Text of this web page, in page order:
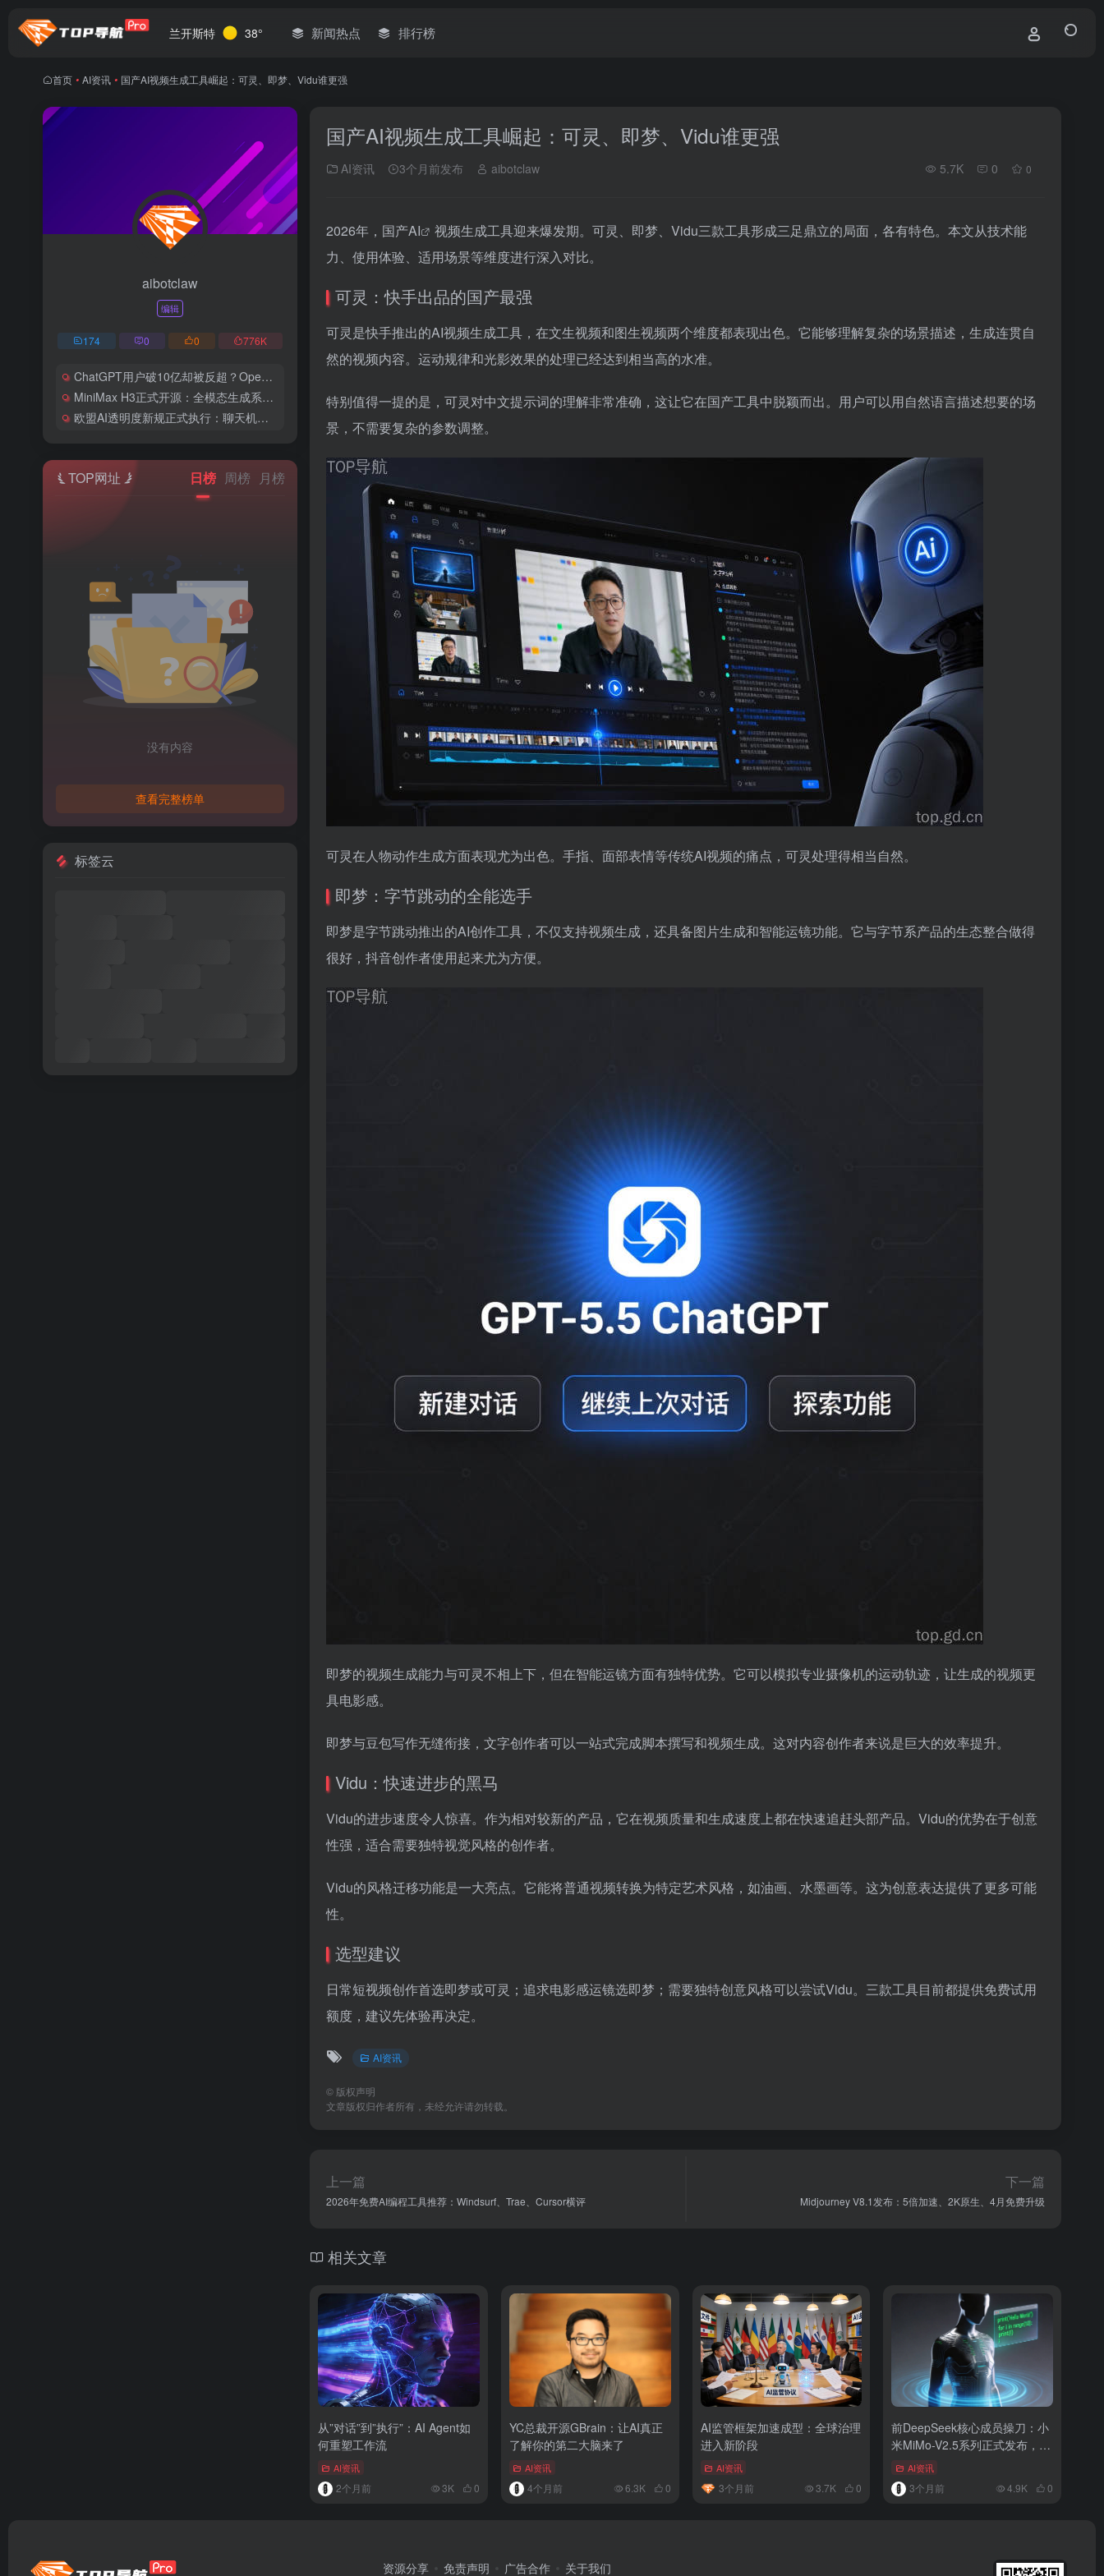
兰开斯特 38° 新闻热点 排行榜
首页 • AI资讯 • 国产AI视频生成工具崛起：可灵、即梦、Vidu谁更强
国产AI视频生成工具崛起：可灵、即梦、Vidu谁更强
AI资讯 3个月前发布 aibotclaw 5.7K 0 0
2026年，国产AI
视频生成工具迎来爆发期。可灵、即梦、Vidu三款工具形成三足鼎立的局面，各有特色。本文从技术能
力、使用体验、适用场景等维度进行深入对比。
可灵：快手出品的国产最强
可灵是快手推出的AI视频生成工具，在文生视频和图生视频两个维度都表现出色。它能够理解复杂的场景描述，生成连贯自
然的视频内容。运动规律和光影效果的处理已经达到相当高的水准。
特别值得一提的是，可灵对中文提示词的理解非常准确，这让它在国产工具中脱颖而出。用户可以用自然语言描述想要的场
景，不需要复杂的参数调整。
可灵在人物动作生成方面表现尤为出色。手指、面部表情等传统AI视频的痛点，可灵处理得相当自然。
即梦：字节跳动的全能选手
即梦是字节跳动推出的AI创作工具，不仅支持视频生成，还具备图片生成和智能运镜功能。它与字节系产品的生态整合做得
很好，抖音创作者使用起来尤为方便。
即梦的视频生成能力与可灵不相上下，但在智能运镜方面有独特优势。它可以模拟专业摄像机的运动轨迹，让生成的视频更
具电影感。
即梦与豆包写作无缝衔接，文字创作者可以一站式完成脚本撰写和视频生成。这对内容创作者来说是巨大的效率提升。
Vidu：快速进步的黑马
Vidu的进步速度令人惊喜。作为相对较新的产品，它在视频质量和生成速度上都在快速追赶头部产品。Vidu的优势在于创意
性强，适合需要独特视觉风格的创作者。
Vidu的风格迁移功能是一大亮点。它能将普通视频转换为特定艺术风格，如油画、水墨画等。这为创意表达提供了更多可能
性。
选型建议
日常短视频创作首选即梦或可灵；追求电影感运镜选即梦；需要独特创意风格可以尝试Vidu。三款工具目前都提供免费试用
额度，建议先体验再决定。
AI资讯
© 版权声明
文章版权归作者所有，未经允许请勿转载。
上一篇
2026年免费AI编程工具推荐：Windsurf、Trae、Cursor横评
下一篇
Midjourney V8.1发布：5倍加速、2K原生、4月免费升级
相关文章
从”对话”到”执行”：AI Agent如
何重塑工作流
AI资讯
2个月前 3K 0
YC总裁开源GBrain：让AI真正
了解你的第二大脑来了
AI资讯
4个月前 6.3K 0
AI监管框架加速成型：全球治理
进入新阶段
AI资讯
3个月前 3.7K 0
前DeepSeek核心成员操刀：小
米MiMo-V2.5系列正式发布，四
款模型全面开源
AI资讯
3个月前 4.9K 0
aibotclaw
编辑
174 0 0 776K
ChatGPT用户破10亿却被反超？OpenAI和Anthropic的竞争格局彻底变了
MiniMax H3正式开源：全模态生成系统首次开放权重，2K视频配价格仅为同类1/3
欧盟AI透明度新规正式执行：聊天机器人必须亮明身份，违规罚款最高1500万欧元
TOP网址 日榜 周榜 月榜
没有内容
查看完整榜单
标签云
资源分享 免责声明 广告合作 关于我们